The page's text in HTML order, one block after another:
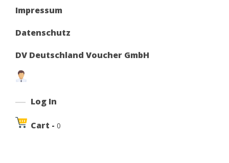
Impressum
Datenschutz
DV Deutschland Voucher GmbH
Log In
Cart - 0